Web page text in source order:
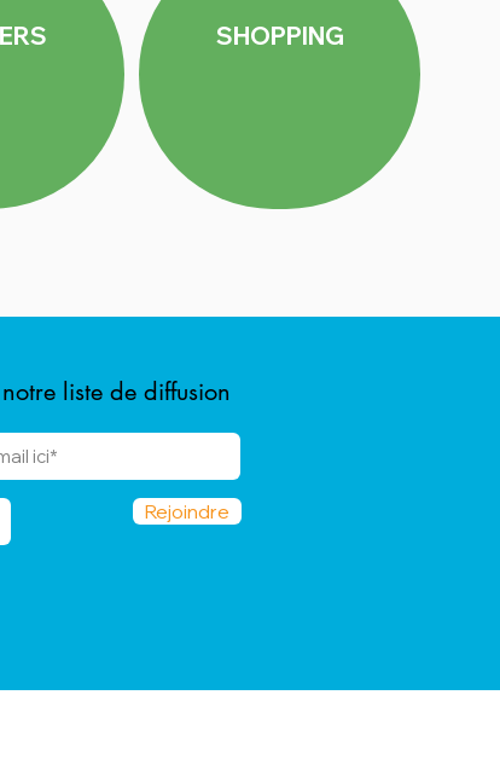
SHOPPING
liste de diffusion
Rejoindre